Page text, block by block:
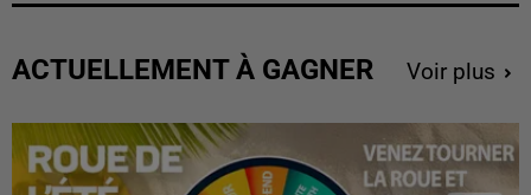
ACTUELLEMENT À GAGNER Voir plus